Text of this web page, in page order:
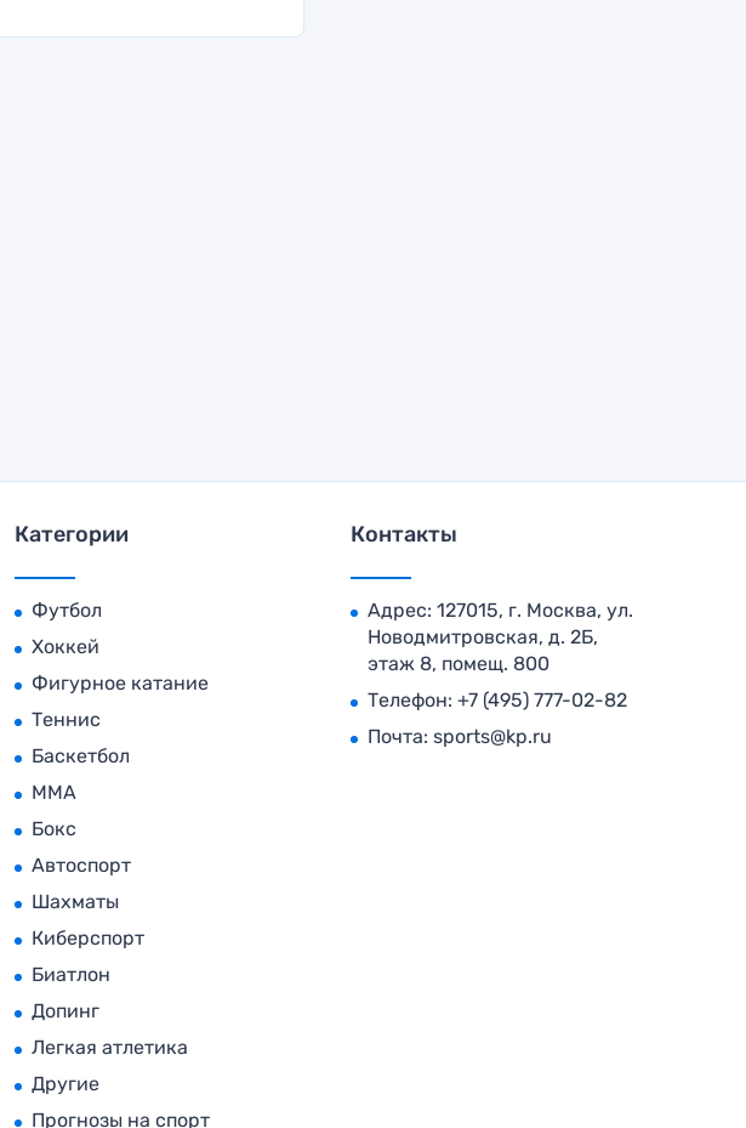
Категории
Футбол
Хоккей
Фигурное катание
Теннис
Баскетбол
MMA
Бокс
Автоспорт
Шахматы
Киберспорт
Биатлон
Допинг
Легкая атлетика
Другие
Прогнозы на спорт
Контакты
Адрес: 127015, г. Москва, ул.
Новодмитровская, д. 2Б,
этаж 8, помещ. 800
Телефон: +7 (495) 777-02-82
Почта: sports@kp.ru